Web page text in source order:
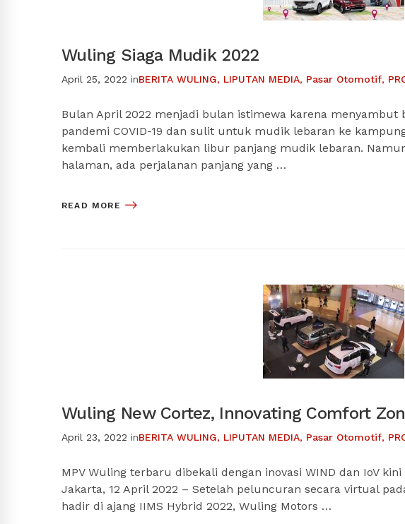
Wuling Siaga Mudik 2022
April 25, 2022 inBERITA WULING, LIPUTAN MEDIA, Pasar Otomotif,
Bulan April 2022 menjadi bulan istimewa karena menyambut
pandemi COVID-19 dan sulit untuk mudik lebaran ke
kembali memberlakukan libur panjang mudik lebaran.
halaman, ada perjalanan panjang yang …
READ MORE
Wuling New Cortez, Innovating Comfort
April 23, 2022 inBERITA WULING, LIPUTAN MEDIA, Pasar Otomotif,
MPV Wuling terbaru dibekali dengan inovasi WIND dan IoV
Jakarta, 12 April 2022 – Setelah peluncuran secara virtual
hadir di ajang IIMS Hybrid 2022, Wuling Motors …